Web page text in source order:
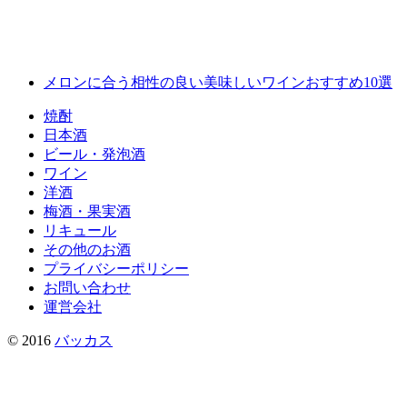
メロンに合う相性の良い美味しいワインおすすめ10選
焼酎
日本酒
ビール・発泡酒
ワイン
洋酒
梅酒・果実酒
リキュール
その他のお酒
プライバシーポリシー
お問い合わせ
運営会社
© 2016 バッカス